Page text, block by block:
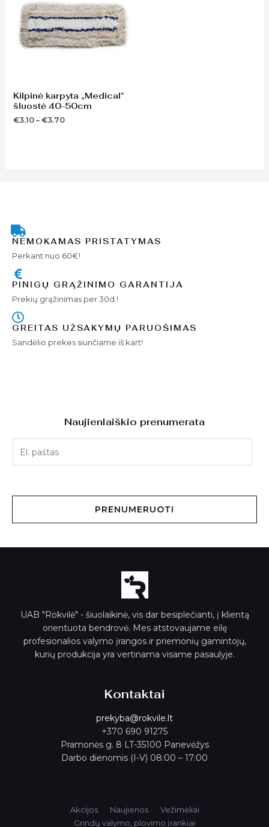
Kilpinė karpyta „Medical“
šluostė 40-50cm
€3.10 – €3.70
€3.70
NEMOKAMAS PRISTATYMAS
Perkant nuo 60€!
PINIGŲ GRĄŽINIMO GARANTIJA
Prekių grąžinimas per 30d.!
GREITAS UŽSAKYMŲ PARUOŠIMAS
Sandėlio prekes siunčiame iš kart!
Naujienlaiškio prenumerata
a
t
s
PRENUMERUOTI
UAB "Rokvilė" - šiuolaikinė, vis dar besiplečianti, į klientą
orientuota bendrovė. Mes atstovaujame eilę
profesionalios valymo įrangos ir priemonių gamintojų,
kurių produkcija yra vertinama visame pasaulyje.
Kontaktai
prekyba@rokvile.lt
+370 690 91275
Pramonės g. 8 LT-35100 Panevėžys
Darbo dienomis (I-V) 08:00 – 17:00
Akcijos Naujienos
Vežimėliai
Grindų valymo, plovimo įrankiai